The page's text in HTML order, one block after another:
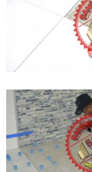
Sayfaya Git
Dekorasyon,
kadrosuyla
seramik döşeme
ustası
Sayfaya Git